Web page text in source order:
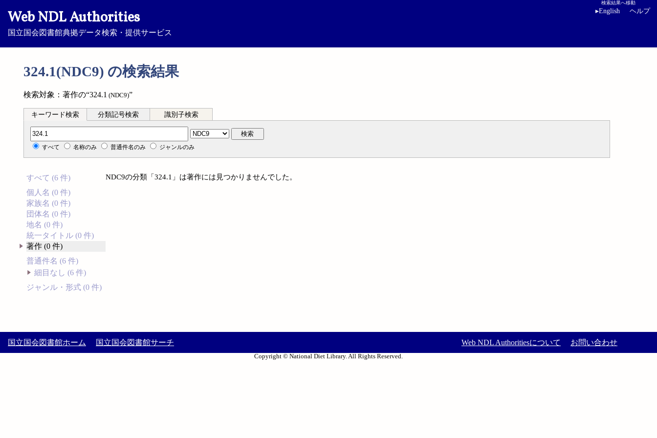
Web NDL Authorities
国立国会図書館典拠データ検索・提供サービス
検索結果へ移動
▸English ヘルプ
324.1(NDC9) の検索結果
検索対象：著作の“324.1 (NDC9)”
キーワード検索 分類記号検索 識別子検索
分類記号検索 検索
すべて 名称のみ 普通件名のみ ジャンルのみ
すべて (6 件)
個人名 (0 件)
家族名 (0 件)
団体名 (0 件)
地名 (0 件)
統一タイトル (0 件)
著作 (0 件)
普通件名 (6 件)
細目なし (6 件)
ジャンル・形式 (0 件)
NDC9の分類「324.1」は著作には見つかりませんでした。
国立国会図書館ホーム 国立国会図書館サーチ Web NDL Authoritiesについて お問い合わせ
Copyright © National Diet Library. All Rights Reserved.